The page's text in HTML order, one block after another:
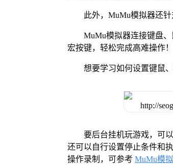
此外，MuMu模拟器还
MuMu模拟器连接键盘
宏按键，轻松完成高难操作！
想要学习如何设置键鼠
要后台挂机玩游戏，可
还可以自行设置停止条件和
操作录制，可参考 MuMu模